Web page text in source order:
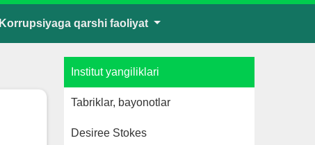
Korrupsiyaga qarshi faoliyat
Institut yangiliklari
Tabriklar, bayonotlar
Desiree Stokes